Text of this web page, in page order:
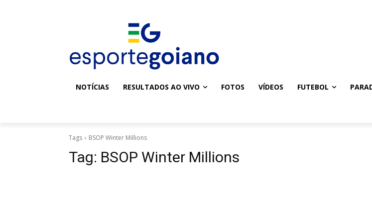
NOTÍCIAS RESULTADOS AO VIVO FOTOS VÍDEOS FUTEBOL
Tags BSOP Winter Millions
Tag: BSOP Winter Millions